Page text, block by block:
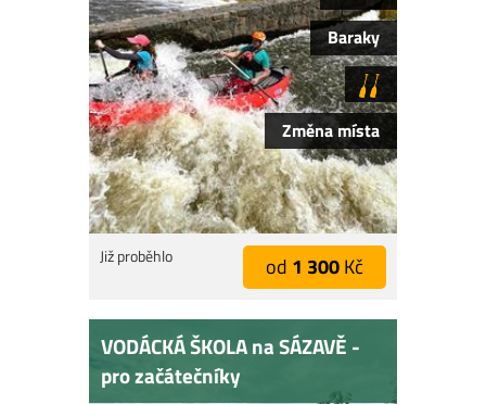
Baraky
Změna místa
Již proběhlo od 1 300Kč
VODÁCKÁ ŠKOLA na SÁZAVĚ -
pro začátečníky